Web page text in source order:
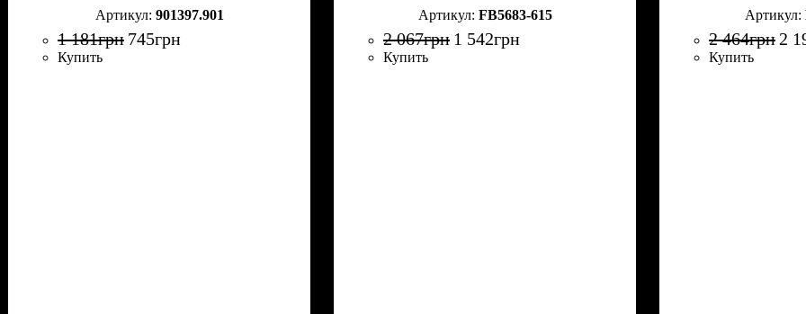
901397.901
1 181грн 745грн
Купить
FB5683-615
2 067грн 1 542грн
Купить
2 464грн 2
Купить